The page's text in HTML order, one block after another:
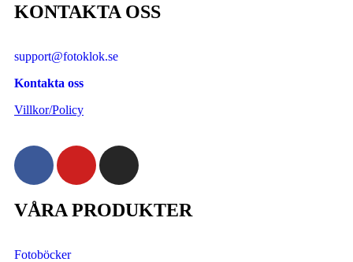
KONTAKTA OSS
support@fotoklok.se
Kontakta oss
Villkor/Policy
VÅRA PRODUKTER
Fotoböcker